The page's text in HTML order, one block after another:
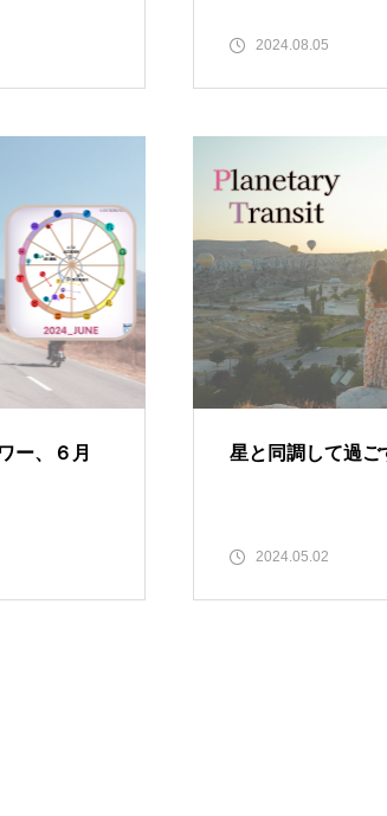
2024.08.05
ー、６月
星と同調して過
2024.05.02